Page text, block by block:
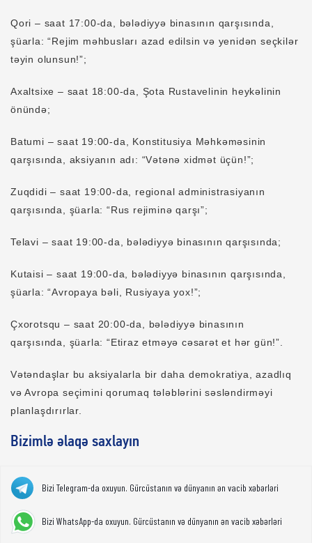
Qori – saat 17:00-da, bələdiyyə binasının qarşısında,
şüarla: “Rejim məhbusları azad edilsin və yenidən seçkilər
təyin olunsun!”;
Axaltsixe – saat 18:00-da, Şota Rustavelinin heykəlinin
önündə;
Batumi – saat 19:00-da, Konstitusiya Məhkəməsinin
qarşısında, aksiyanın adı: “Vətənə xidmət üçün!”;
Zuqdidi – saat 19:00-da, regional administrasiyanın
qarşısında, şüarla: “Rus rejiminə qarşı”;
Telavi – saat 19:00-da, bələdiyyə binasının qarşısında;
Kutaisi – saat 19:00-da, bələdiyyə binasının qarşısında,
şüarla: “Avropaya bəli, Rusiyaya yox!”;
Çxorotsqu – saat 20:00-da, bələdiyyə binasının
qarşısında, şüarla: “Etiraz etməyə cəsarət et hər gün!”.
Vətəndaşlar bu aksiyalarla bir daha demokratiya, azadlıq
və Avropa seçimini qorumaq tələblərini səsləndirməyi
planlaşdırırlar.
Bizimlə əlaqə saxlayın
Bizi Telegram-da oxuyun. Gürcüstanın və dünyanın ən vacib xəbərləri
Bizi WhatsApp-da oxuyun. Gürcüstanın və dünyanın ən vacib xəbərləri